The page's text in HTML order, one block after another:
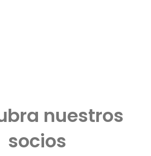
nuestros
socios